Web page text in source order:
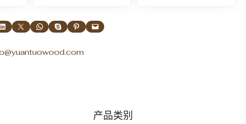
在 LinkedIn 上分享 在 X 上分享 在 WhatsApp 上分享 通过 Skype 共享 在 Pinterest 上分享 通过电子邮件发送本页
产品类别